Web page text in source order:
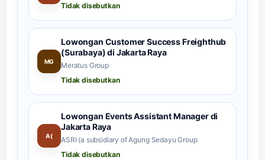
Tidak disebutkan
MG
Lowongan Customer Success Freighthub
(Surabaya) di Jakarta Raya
Meratus Group
Tidak disebutkan
A(
Lowongan Events Assistant Manager di
Jakarta Raya
ASRI (a subsidiary of Agung Sedayu Group
Tidak disebutkan